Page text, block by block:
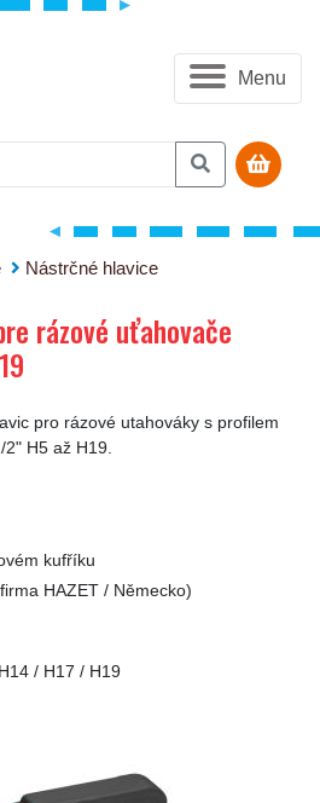
Menu
Nástrčné hlavice
uťahovače IMBUS VIGOR V7019
rázové uťahovače
pro rázové utahováky s profilem
H5 až H19.
kufříku
HAZET / Německo)
/ H17 / H19